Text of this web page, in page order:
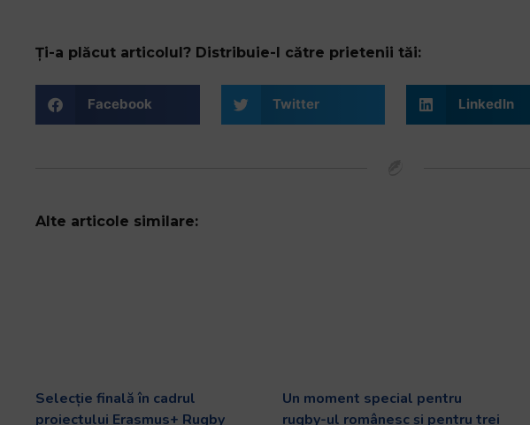
navigați
interacționați
Ți-a plăcut articolul? Distribuie-l către prietenii tăi:
Facebook Twitter LinkedIn
Alte articole similare:
Selecție finală în cadrul
proiectului Erasmus+ Rugby
Un moment special pentru
rugby-ul românesc și pentru trei